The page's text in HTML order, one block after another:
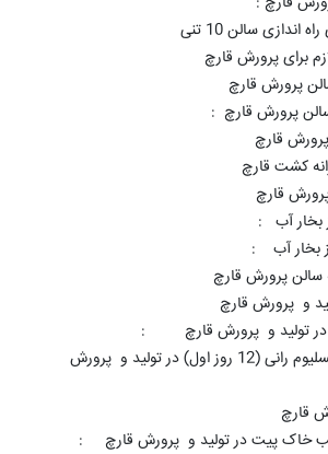
سالن 10 تنی
لازم برای پرورش قارچ
پرورش قارچ
پرورش قارچ :
پرورش قارچ
کشت قارچ
قارچ
بخار آب :
بخار آب :
سالن پرورش قارچ
و پرورش قارچ
تولید و پرورش قارچ :
پنجه دوانی یا میسلیوم رانی (12 روز اول) در تولید و پرورش
قارچ
خاک پیت در تولید و پرورش قارچ :